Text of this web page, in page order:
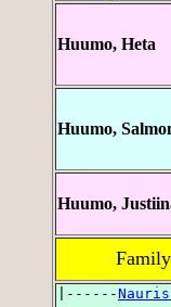
Huumo, Heta
Huumo,
Huumo,
Family
|------